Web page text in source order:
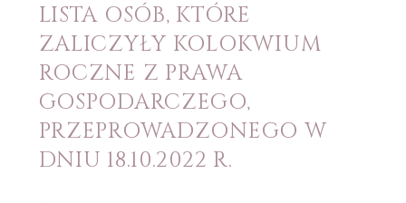
LISTA OSÓB, KTÓRE
ZALICZYŁY KOLOKWIUM
ROCZNE Z PRAWA
GOSPODARCZEGO,
PRZEPROWADZONEGO W
DNIU 18.10.2022 R.